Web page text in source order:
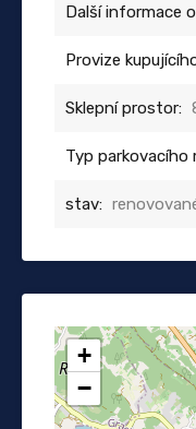
Další informace
Provize
Sklepní prostor:
Typ parkovacího
stav:
+
−